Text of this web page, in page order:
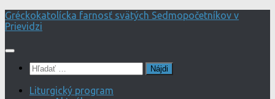
Preskočiť
na
Gréckokatolícka farnosť svätých Sedmopočetníkov v
Prievidzi
Hľadať:
Liturgický program